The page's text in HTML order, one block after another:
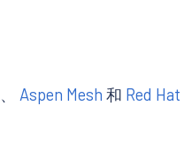
、 Aspen Mesh 和 Red Hat